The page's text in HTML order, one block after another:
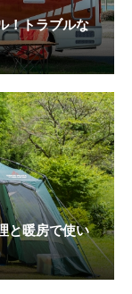
！トラブルな
と暖房で使い